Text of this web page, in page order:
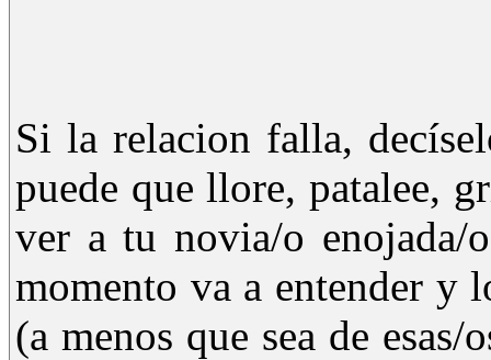
Si la relacion falla,
puede que llore, patalee,
ver a tu novia/o enojada/
momento va a entender y
(a menos que sea de